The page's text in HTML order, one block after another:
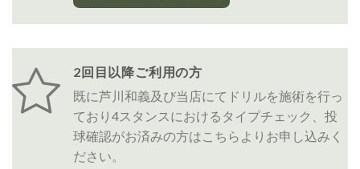
2回目以降ご利用の方
既に芦川和義及び当店にてドリルを施術を行っ
ており4スタンスにおけるタイプチェック、投
球確認がお済みの方はこちらよりお申し込みく
ださい。